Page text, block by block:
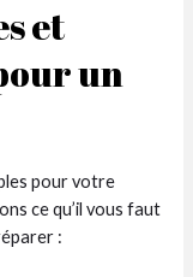
et
un
pour votre
ce qu’il vous faut
: